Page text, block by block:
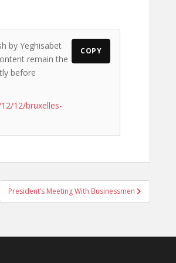
by Yeghisabet
remain the
before
12/bruxelles-
COPY
President’s Meeting With Businessmen